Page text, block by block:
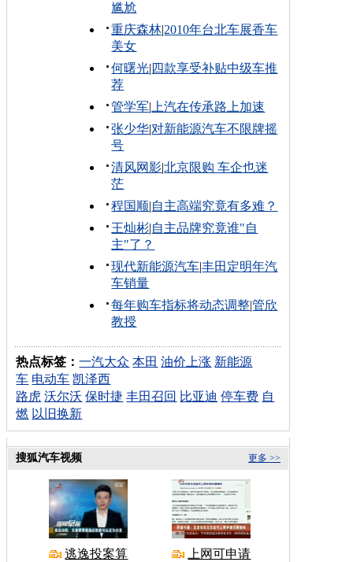
尴尬
重庆森林|2010年台北车展香车
美女
何曙光| 四款享受补贴中级车推
荐
管学军| 上汽在传承路上加速
张少华|对新能源汽车不限牌摇
号
清风网影|北京限购 车企也迷
茫
程国顺|自主高端究竟有多难？
王灿彬|自主品牌究竟谁"自
主"了？
现代新能源汽车|丰田定明年汽
车销量
每年购车指标将动态调整|管欣
教授
热点标签：一汽大众 本田 油价上涨 新能源
车 电动车 凯泽西
路虎 沃尔沃 保时捷 丰田召回 比亚迪 停车费 自
燃 以旧换新
更多 >>
搜狐汽车视频
逃逸投案算
上网可申请